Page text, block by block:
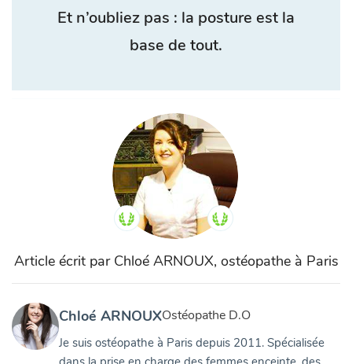
Et n’oubliez pas : la posture est la
base de tout.
Article écrit par Chloé ARNOUX, ostéopathe à Paris
Chloé ARNOUXOstéopathe D.O
Je suis ostéopathe à Paris depuis 2011. Spécialisée